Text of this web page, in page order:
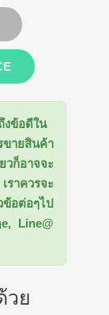
งข้อดีใน
ขายสินค้า
วก็อาจจะ
ราควรจะ
ข้อต่อๆไป
Line@
วย